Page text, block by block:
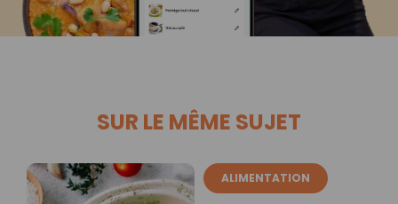
SUR LE MÊME SUJET
ALIMENTATION